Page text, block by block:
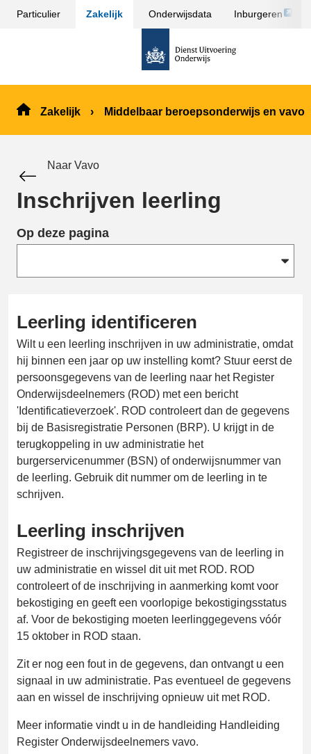
Sla
inhoud
Particulier Zakelijk Onderwijsdata Inburgeren
Link
pagina
de
Zakelijk Middelbaar beroepsonderwijs en vavo
Naar Vavo
Inschrijven leerling
Op deze pagina
Leerling identificeren
Wilt u een leerling inschrijven in uw administratie, omdat
hij binnen een jaar op uw instelling komt? Stuur eerst de
persoonsgegevens van de leerling naar het Register
Onderwijsdeelnemers (ROD) met een bericht
'Identificatieverzoek'. ROD controleert dan de gegevens
bij de Basisregistratie Personen (BRP). U krijgt in de
terugkoppeling in uw administratie het
burgerservicenummer (BSN) of onderwijsnummer van
de leerling. Gebruik dit nummer om de leerling in te
schrijven.
Leerling inschrijven
Registreer de inschrijvingsgegevens van de leerling in
uw administratie en wissel dit uit met ROD. ROD
controleert of de inschrijving in aanmerking komt voor
bekostiging en geeft een voorlopige bekostigingsstatus
af. Voor de bekostiging moeten leerlinggegevens vóór
15 oktober in ROD staan.
Zit er nog een fout in de gegevens, dan ontvangt u een
signaal in uw administratie. Pas eventueel de gegevens
aan en wissel de inschrijving opnieuw uit met ROD.
Meer informatie vindt u in de handleiding Handleiding
Register Onderwijsdeelnemers vavo.